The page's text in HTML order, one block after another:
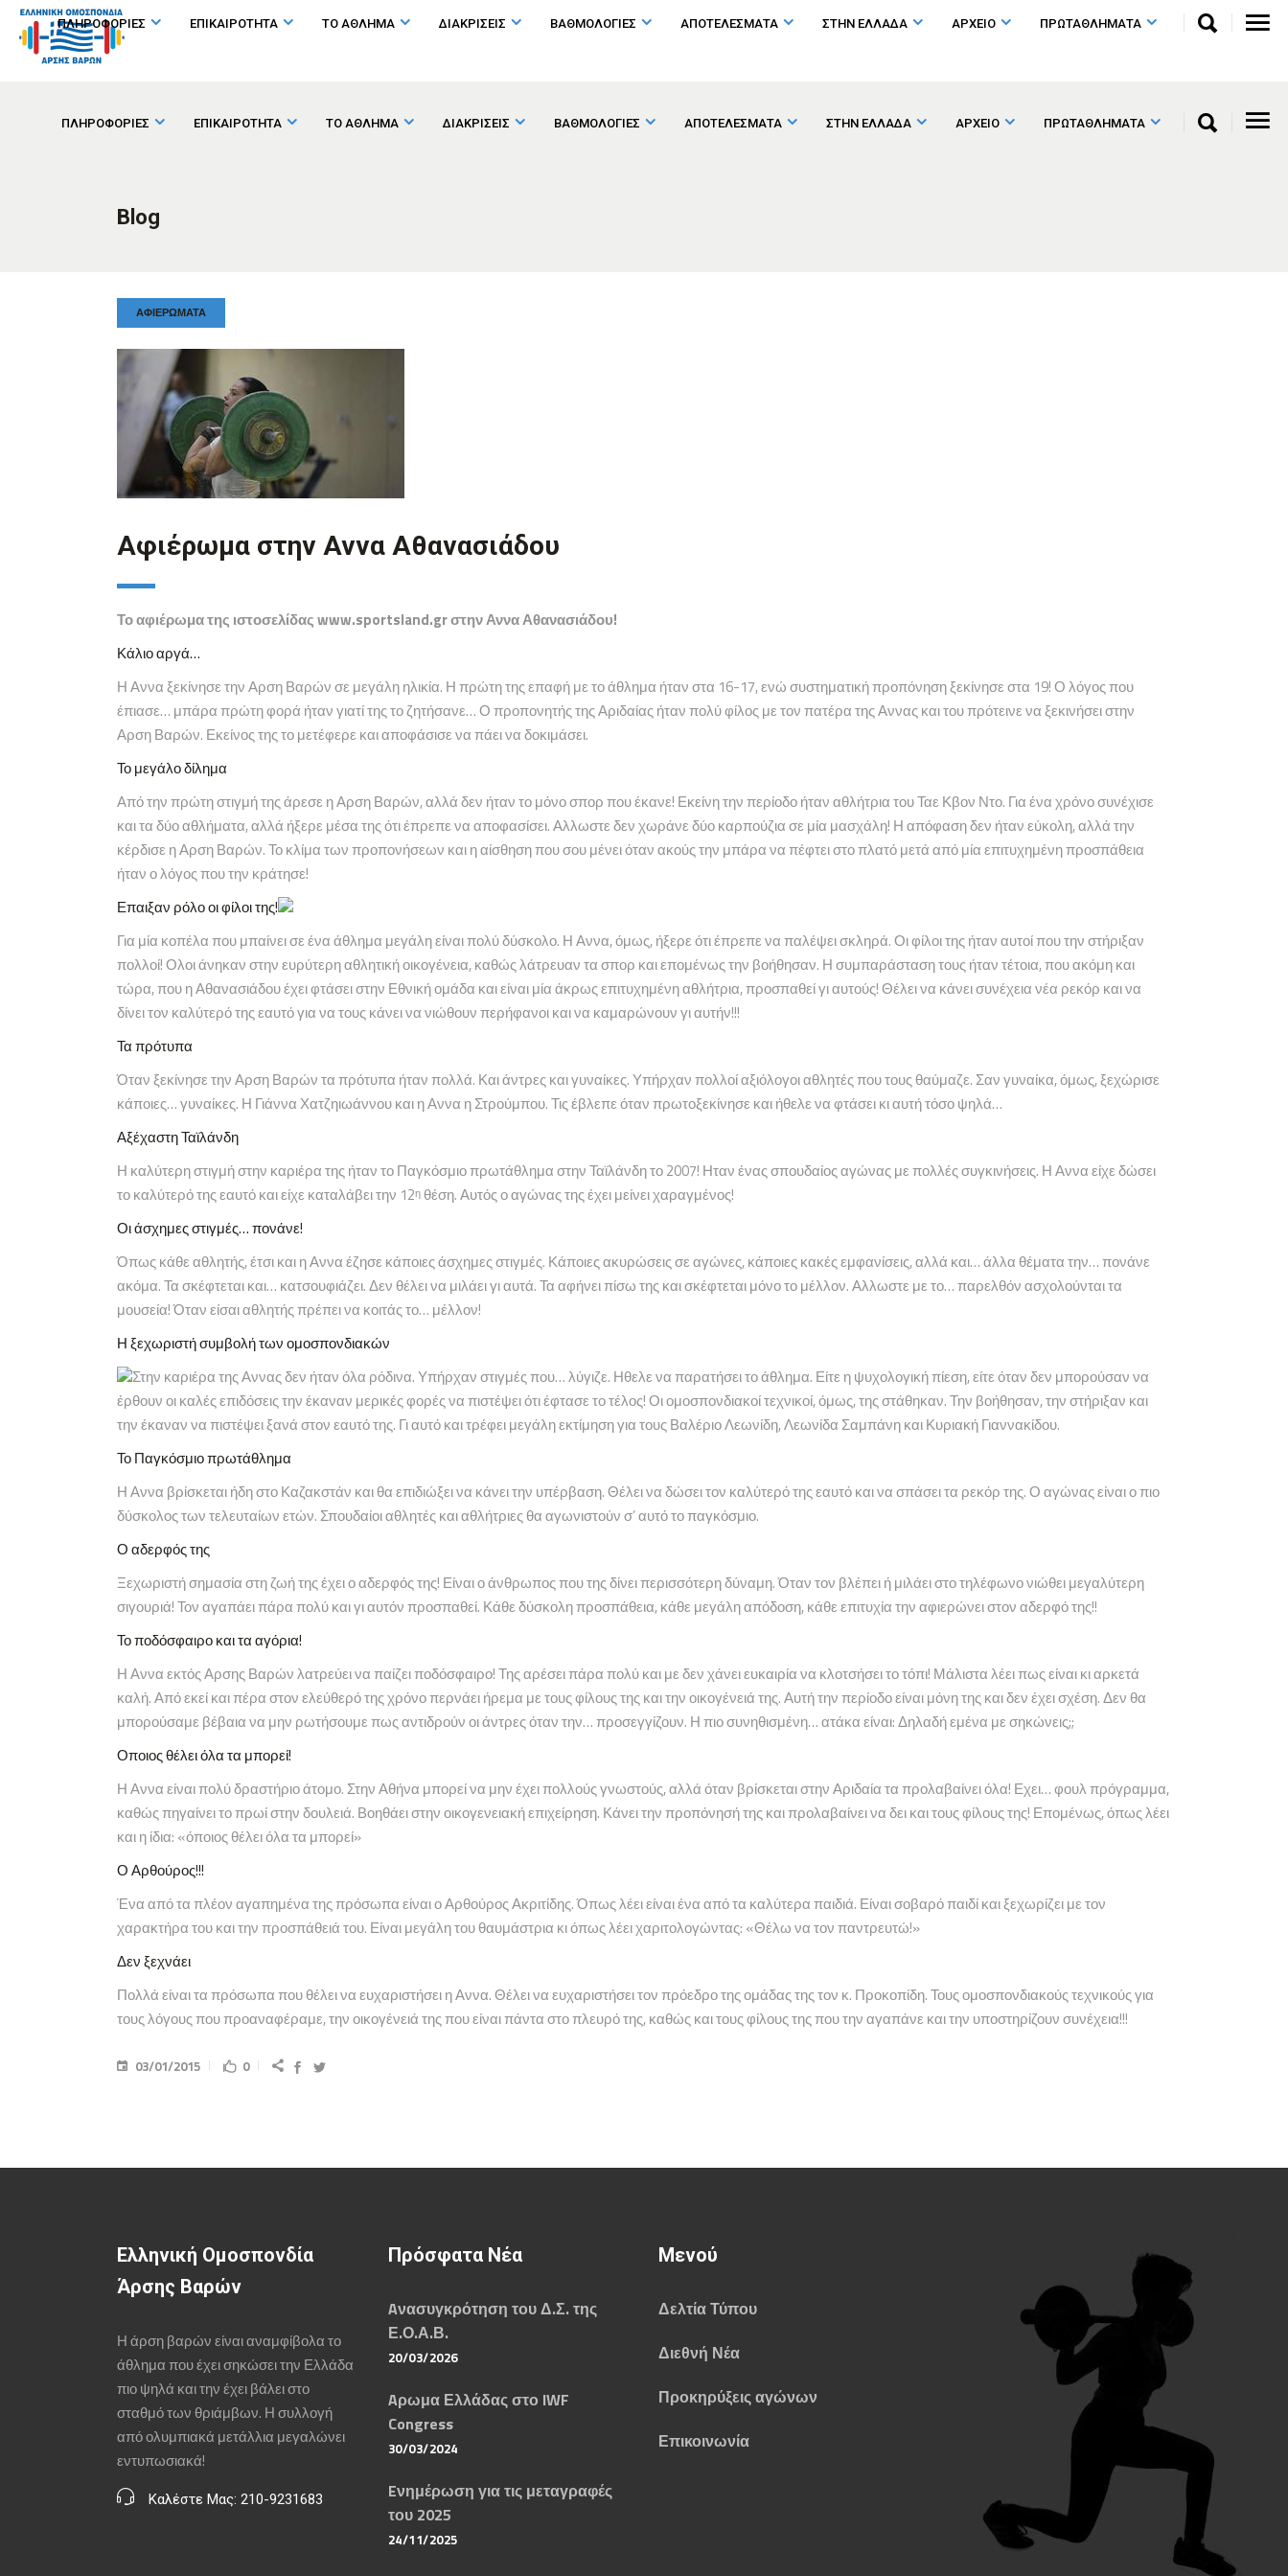
ΠΛΗΡΟΦΟΡΙΕΣ ΕΠΙΚΑΙΡΟΤΗΤΑ ΤΟ ΑΘΛΗΜΑ ΔΙΑΚΡΙΣΕΙΣ ΒΑΘΜΟΛΟΓΙΕΣ ΑΠΟΤΕΛΕΣΜΑΤΑ ΣΤΗΝ ΕΛΛΑΔΑ ΑΡΧΕΙΟ ΠΡΩΤΑΘΛΗΜΑΤΑ
ΠΛΗΡΟΦΟΡΙΕΣ ΕΠΙΚΑΙΡΟΤΗΤΑ ΤΟ ΑΘΛΗΜΑ ΔΙΑΚΡΙΣΕΙΣ ΒΑΘΜΟΛΟΓΙΕΣ ΑΠΟΤΕΛΕΣΜΑΤΑ ΣΤΗΝ ΕΛΛΑΔΑ ΑΡΧΕΙΟ ΠΡΩΤΑΘΛΗΜΑΤΑ
Blog
ΑΦΙΕΡΏΜΑΤΑ
Αφιέρωμα στην Αννα Αθανασιάδου
Το αφιέρωμα της ιστοσελίδας www.sportsland.gr στην Αννα Αθανασιάδου!
Κάλιο αργά…
Η Αννα ξεκίνησε την Αρση Βαρών σε μεγάλη ηλικία. Η πρώτη της επαφή με το άθλημα ήταν στα 16-17, ενώ συστηματική προπόνηση ξεκίνησε στα 19! Ο λόγος που
έπιασε… μπάρα πρώτη φορά ήταν γιατί της το ζητήσανε… Ο προπονητής της Αριδαίας ήταν πολύ φίλος με τον πατέρα της Αννας και του πρότεινε να ξεκινήσει στην
Αρση Βαρών. Εκείνος της το μετέφερε και αποφάσισε να πάει να δοκιμάσει.
Το μεγάλο δίλημα
Από την πρώτη στιγμή της άρεσε η Αρση Βαρών, αλλά δεν ήταν το μόνο σπορ που έκανε! Εκείνη την περίοδο ήταν αθλήτρια του Ταε Κβον Ντο. Για ένα χρόνο συνέχισε
και τα δύο αθλήματα, αλλά ήξερε μέσα της ότι έπρεπε να αποφασίσει. Αλλωστε δεν χωράνε δύο καρπούζια σε μία μασχάλη! Η απόφαση δεν ήταν εύκολη, αλλά την
κέρδισε η Αρση Βαρών. Το κλίμα των προπονήσεων και η αίσθηση που σου μένει όταν ακούς την μπάρα να πέφτει στο πλατό μετά από μία επιτυχημένη προσπάθεια
ήταν ο λόγος που την κράτησε!
Επαιξαν ρόλο οι φίλοι της!
Για μία κοπέλα που μπαίνει σε ένα άθλημα μεγάλη είναι πολύ δύσκολο. Η Αννα, όμως, ήξερε ότι έπρεπε να παλέψει σκληρά. Οι φίλοι της ήταν αυτοί που την στήριξαν
πολλοί! Ολοι άνηκαν στην ευρύτερη αθλητική οικογένεια, καθώς λάτρευαν τα σπορ και επομένως την βοήθησαν. Η συμπαράσταση τους ήταν τέτοια, που ακόμη και
τώρα, που η Αθανασιάδου έχει φτάσει στην Εθνική ομάδα και είναι μία άκρως επιτυχημένη αθλήτρια, προσπαθεί γι αυτούς! Θέλει να κάνει συνέχεια νέα ρεκόρ και να
δίνει τον καλύτερό της εαυτό για να τους κάνει να νιώθουν περήφανοι και να καμαρώνουν γι αυτήν!!!
Τα πρότυπα
Όταν ξεκίνησε την Αρση Βαρών τα πρότυπα ήταν πολλά. Και άντρες και γυναίκες. Υπήρχαν πολλοί αξιόλογοι αθλητές που τους θαύμαζε. Σαν γυναίκα, όμως, ξεχώρισε
κάποιες… γυναίκες. Η Γιάννα Χατζηιωάννου και η Αννα η Στρούμπου. Τις έβλεπε όταν πρωτοξεκίνησε και ήθελε να φτάσει κι αυτή τόσο ψηλά…
Αξέχαστη Ταϊλάνδη
Η καλύτερη στιγμή στην καριέρα της ήταν το Παγκόσμιο πρωτάθλημα στην Ταϊλάνδη το 2007! Ηταν ένας σπουδαίος αγώνας με πολλές συγκινήσεις. Η Αννα είχε δώσει
το καλύτερό της εαυτό και είχε καταλάβει την 12η θέση. Αυτός ο αγώνας της έχει μείνει χαραγμένος!
Οι άσχημες στιγμές… πονάνε!
Όπως κάθε αθλητής, έτσι και η Αννα έζησε κάποιες άσχημες στιγμές. Κάποιες ακυρώσεις σε αγώνες, κάποιες κακές εμφανίσεις, αλλά και… άλλα θέματα την… πονάνε
ακόμα. Τα σκέφτεται και… κατσουφιάζει. Δεν θέλει να μιλάει γι αυτά. Τα αφήνει πίσω της και σκέφτεται μόνο το μέλλον. Αλλωστε με το… παρελθόν ασχολούνται τα
μουσεία! Όταν είσαι αθλητής πρέπει να κοιτάς το… μέλλον!
Η ξεχωριστή συμβολή των ομοσπονδιακών
Στην καριέρα της Αννας δεν ήταν όλα ρόδινα. Υπήρχαν στιγμές που… λύγιζε. Ηθελε να παρατήσει το άθλημα. Είτε η ψυχολογική πίεση, είτε όταν δεν μπορούσαν να
έρθουν οι καλές επιδόσεις την έκαναν μερικές φορές να πιστέψει ότι έφτασε το τέλος! Οι ομοσπονδιακοί τεχνικοί, όμως, της στάθηκαν. Την βοήθησαν, την στήριξαν και
την έκαναν να πιστέψει ξανά στον εαυτό της. Γι αυτό και τρέφει μεγάλη εκτίμηση για τους Βαλέριο Λεωνίδη, Λεωνίδα Σαμπάνη και Κυριακή Γιαννακίδου.
Το Παγκόσμιο πρωτάθλημα
Η Αννα βρίσκεται ήδη στο Καζακστάν και θα επιδιώξει να κάνει την υπέρβαση. Θέλει να δώσει τον καλύτερό της εαυτό και να σπάσει τα ρεκόρ της. Ο αγώνας είναι ο πιο
δύσκολος των τελευταίων ετών. Σπουδαίοι αθλητές και αθλήτριες θα αγωνιστούν σ’ αυτό το παγκόσμιο.
Ο αδερφός της
Ξεχωριστή σημασία στη ζωή της έχει ο αδερφός της! Είναι ο άνθρωπος που της δίνει περισσότερη δύναμη. Όταν τον βλέπει ή μιλάει στο τηλέφωνο νιώθει μεγαλύτερη
σιγουριά! Τον αγαπάει πάρα πολύ και γι αυτόν προσπαθεί. Κάθε δύσκολη προσπάθεια, κάθε μεγάλη απόδοση, κάθε επιτυχία την αφιερώνει στον αδερφό της!!
Το ποδόσφαιρο και τα αγόρια!
Η Αννα εκτός Αρσης Βαρών λατρεύει να παίζει ποδόσφαιρο! Της αρέσει πάρα πολύ και με δεν χάνει ευκαιρία να κλοτσήσει το τόπι! Μάλιστα λέει πως είναι κι αρκετά
καλή. Από εκεί και πέρα στον ελεύθερό της χρόνο περνάει ήρεμα με τους φίλους της και την οικογένειά της. Αυτή την περίοδο είναι μόνη της και δεν έχει σχέση. Δεν θα
μπορούσαμε βέβαια να μην ρωτήσουμε πως αντιδρούν οι άντρες όταν την… προσεγγίζουν. Η πιο συνηθισμένη… ατάκα είναι: Δηλαδή εμένα με σηκώνεις;;
Οποιος θέλει όλα τα μπορεί!
Η Αννα είναι πολύ δραστήριο άτομο. Στην Αθήνα μπορεί να μην έχει πολλούς γνωστούς, αλλά όταν βρίσκεται στην Αριδαία τα προλαβαίνει όλα! Εχει… φουλ πρόγραμμα,
καθώς πηγαίνει το πρωί στην δουλειά. Βοηθάει στην οικογενειακή επιχείρηση. Κάνει την προπόνησή της και προλαβαίνει να δει και τους φίλους της! Επομένως, όπως λέει
και η ίδια: «όποιος θέλει όλα τα μπορεί»
Ο Αρθούρος!!!
Ένα από τα πλέον αγαπημένα της πρόσωπα είναι ο Αρθούρος Ακριτίδης. Όπως λέει είναι ένα από τα καλύτερα παιδιά. Είναι σοβαρό παιδί και ξεχωρίζει με τον
χαρακτήρα του και την προσπάθειά του. Είναι μεγάλη του θαυμάστρια κι όπως λέει χαριτολογώντας: «Θέλω να τον παντρευτώ!»
Δεν ξεχνάει
Πολλά είναι τα πρόσωπα που θέλει να ευχαριστήσει η Αννα. Θέλει να ευχαριστήσει τον πρόεδρο της ομάδας της τον κ. Προκοπίδη. Τους ομοσπονδιακούς τεχνικούς για
τους λόγους που προαναφέραμε, την οικογένειά της που είναι πάντα στο πλευρό της, καθώς και τους φίλους της που την αγαπάνε και την υποστηρίζουν συνέχεια!!!
03/01/2015 0
Ελληνική Ομοσπονδία
Άρσης Βαρών
Η άρση βαρών είναι αναμφίβολα το
άθλημα που έχει σηκώσει την Ελλάδα
πιο ψηλά και την έχει βάλει στο
σταθμό των θριάμβων. Η συλλογή
από ολυμπιακά μετάλλια μεγαλώνει
εντυπωσιακά!
Καλέστε Μας: 210-9231683
Πρόσφατα Νέα
Aνασυγκρότηση του Δ.Σ. της
Ε.Ο.Α.Β.
20/03/2026
Aρωμα Ελλάδας στο IWF
Congress
30/03/2024
Eνημέρωση για τις μεταγραφές
του 2025
24/11/2025
Μενού
Δελτία Τύπου
Διεθνή Νέα
Προκηρύξεις αγώνων
Επικοινωνία